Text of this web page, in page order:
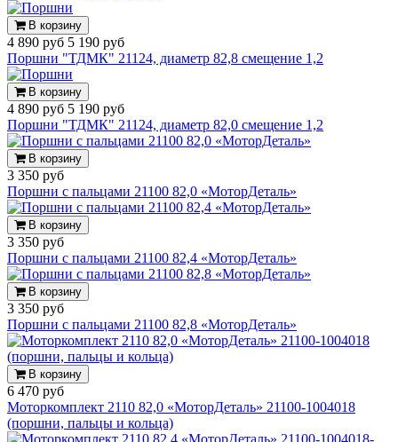
В корзину
4 890 руб 5 190 руб
Поршни "ТДМК" 21124, диаметр 82,8 смещение 1,2
В корзину
4 890 руб 5 190 руб
Поршни "ТДМК" 21124, диаметр 82,0 смещение 1,2
В корзину
3 350 руб
Поршни с пальцами 21100 82,0 «МоторДеталь»
В корзину
3 350 руб
Поршни с пальцами 21100 82,4 «МоторДеталь»
В корзину
3 350 руб
Поршни с пальцами 21100 82,8 «МоторДеталь»
В корзину
6 470 руб
Моторкомплект 2110 82,0 «МоторДеталь» 21100-1004018
(поршни, пальцы и кольца)